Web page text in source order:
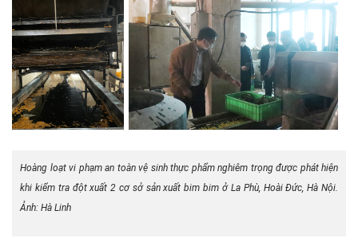
Hoàng loạt vi phạm an toàn vệ sinh thực phẩm nghiêm trọng được phát hiện
khi kiểm tra đột xuất 2 cơ sở sản xuất bim bim ở La Phù, Hoài Đức, Hà Nội.
Ảnh: Hà Linh